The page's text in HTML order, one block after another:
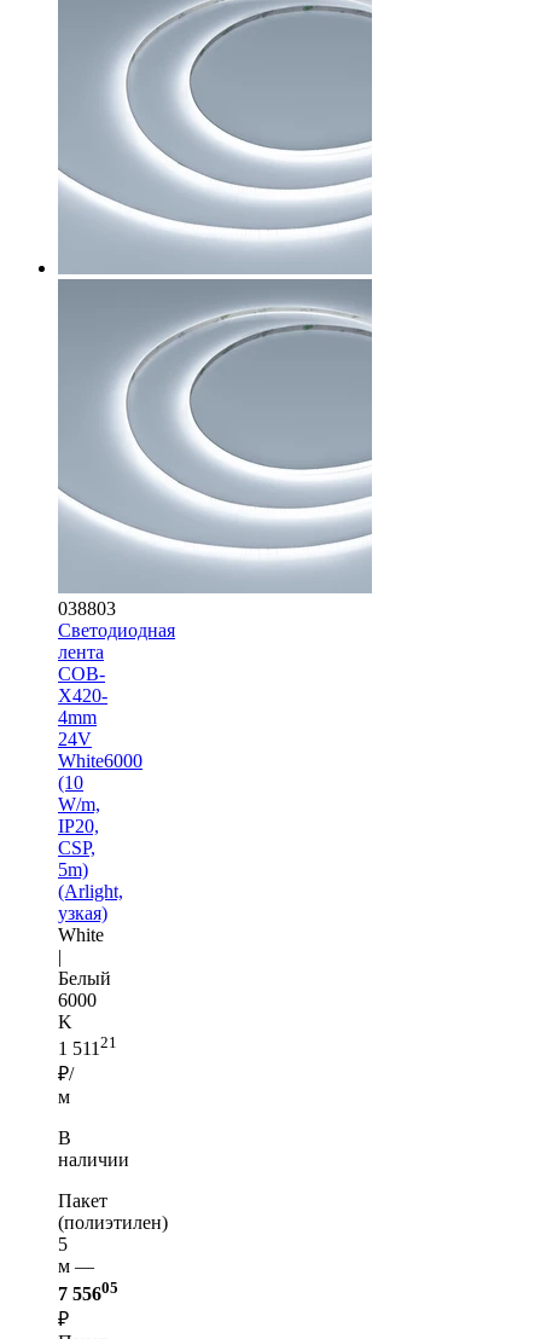
038803
Светодиодная
лента
COB-
X420-
4mm
24V
White6000
(10
W/m,
IP20,
CSP,
5m)
(Arlight,
узкая)
White
|
Белый
6000
K
1 511 21
₽/
м
В
наличии
Пакет
(полиэтилен)
5
м —
7 55605
₽